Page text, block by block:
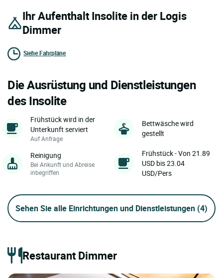
Ihr Aufenthalt Insolite in der Logis
Dimmer
Siehe Fahrpläne
Die Ausrüstung und Dienstleistungen
des Insolite
Frühstück wird in der
Unterkunft serviert
Auf Anfrage
Bettwäsche wird
gestellt
Reinigung
Bei Ankunft und Abreise
inbegriffen
Frühstück - Von 21.89
USD bis 23.04
USD/Pers
Sehen Sie alle Einrichtungen und Dienstleistungen (4)
Restaurant Dimmer